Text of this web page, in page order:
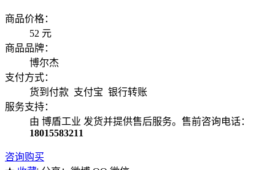
商品价格：
52 元
商品品牌：
博尔杰
支付方式：
货到付款 支付宝 银行转账
服务支持：
由 博盾工业 发货并提供售后服务。售前咨询电话：
18015583211
咨询购买